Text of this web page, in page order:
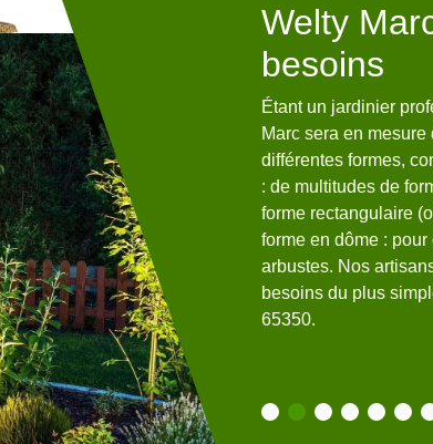
tailler vos
tailler vos haies dans la
selon le type de végétaux et
Vous pouvez faire appel à
pour tailler vos haies. Notre
de vos haies à Lizos
de vos arbustes et pour que
nous pourrons tailler vos
Welty
besoins
Étant un jardinier
Marc sera en
différentes formes,
: de multitudes de
forme rectangulaire
forme en dôme :
arbustes. Nos
besoins du plus
65350.